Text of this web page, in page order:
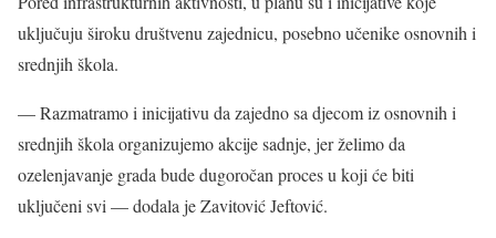
uključuju široku društvenu zajednicu, posebno učenike osnovnih i
srednjih škola.
— Razmatramo i inicijativu da zajedno sa djecom iz osnovnih i
srednjih škola organizujemo akcije sadnje, jer želimo da
ozelenjavanje grada bude dugoročan proces u koji će biti
uključeni svi — dodala je Zavitović Jeftović.